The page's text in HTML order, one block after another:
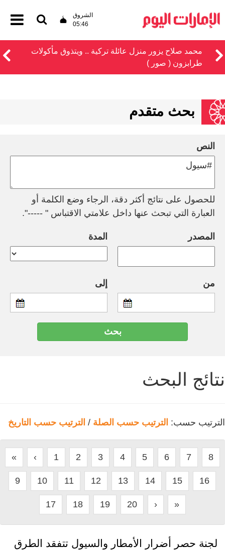
الشروق
05:46
محمد صلاح يزور منزل عائلة تركية .. ويتذوق مأكولات
طرابزون ( صور )
بحث متقدم
النص
للحصول على نتائج أكثر دقة، الرجاء وضع الكلمة أو
العبارة التي تبحث عنها داخل علامتي الاقتباس " -----".
المصدر المدة
من إلى
نتائج البحث
الترتيب حسب: الترتيب حسب الصلة / الترتيب حسب التاريخ
« ‹ 1 2 3 4 5 6 7 8
9 10 11 12 13 14 15 16
17 18 19 20 › »
لجنة حصر أضرار الأمطار والسيول تتفقد الطرق